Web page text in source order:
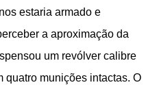
estaria armado e
a aproximação da
um revólver calibre
quatro munições intactas. O